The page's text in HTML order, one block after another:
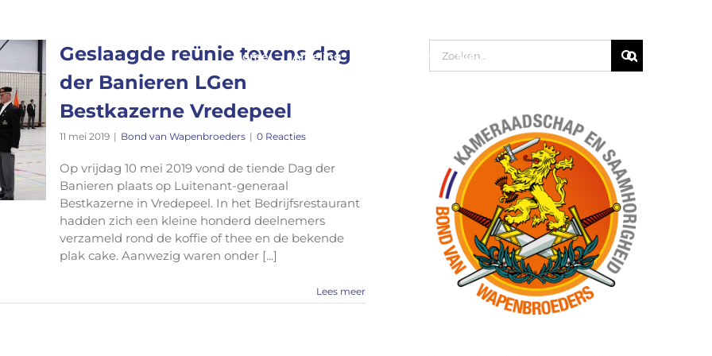
Home Afdeling Activiteiten Nieuws
Geslaagde reünie tevens dag
der Banieren LGen
Bestkazerne Vredepeel
11 mei 2019 | Bond van Wapenbroeders | 0 Reacties
Op vrijdag 10 mei 2019 vond de tiende Dag der
Banieren plaats op Luitenant-generaal
Bestkazerne in Vredepeel. In het Bedrijfsrestaurant
hadden zich een kleine honderd deelnemers
verzameld rond de koffie of thee en de bekende
plak cake. Aanwezig waren onder [...]
Lees meer
naar: